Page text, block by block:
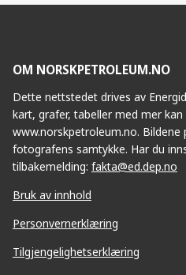
OM NORSKPETROLEUM.NO
Dette nettstedet drives av
kart, grafer, tabeller med mer
www.norskpetroleum.no.
fotografens samtykke. Har du
tilbakemelding: fakta@ed.dep.no
Bruk av innhold
Personvernerklæring
Tilgjengelighetserklæring